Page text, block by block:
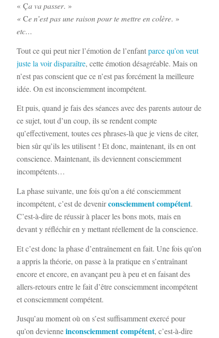
« Ça va passer. »
«Ce n’est pas une raison pour te mettre en colère. »
etc…
Tout ce qui peut nier l’émotion de l’enfantparce qu’on veut
juste la voir disparaître, cette émotion désagréable. Mais on
n’est pas conscient que ce n’est pas forcément la meilleure
idée. On est inconsciemment incompétent.
Et puis, quand je fais des séances avec des parents autour de
ce sujet, tout d’un coup, ils se rendent compte
qu’effectivement, toutes ces phrases-là que je viens de citer,
bien sûr qu’ils les utilisent ! Et donc, maintenant, ils en ont
conscience. Maintenant, ils deviennent consciemment
incompétents…
La phase suivante, une fois qu’on a été consciemment
incompétent, c’est de devenirconsciemment compétent.
C’est-à-dire de réussir à placer les bons mots, mais en
devant y réfléchir en y mettant réellement de la conscience.
Et c’est donc la phase d’entraînement en fait. Une fois qu’on
a appris la théorie, on passe à la pratique en s’entraînant
encore et encore, en avançant peu à peu et en faisant des
allers-retours entre le fait d’être consciemment incompétent
et consciemment compétent.
Jusqu’au moment où on s’est suffisamment exercé pour
qu’on devienneinconsciemment compétent, c’est-à-dire